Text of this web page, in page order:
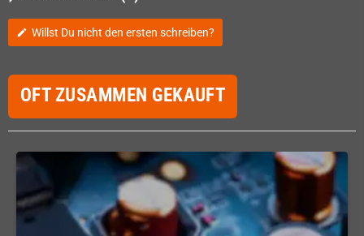
edit Willst Du nicht den ersten schreiben?
OFT ZUSAMMEN GEKAUFT